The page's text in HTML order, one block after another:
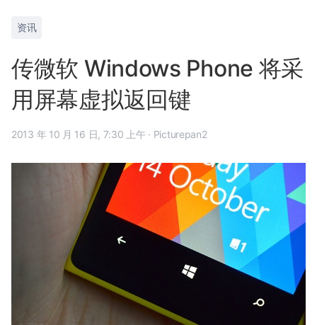
资讯
传微软 Windows Phone 将采
用屏幕虚拟返回键
2013 年 10 月 16 日, 7:30 上午 · Picturepan2